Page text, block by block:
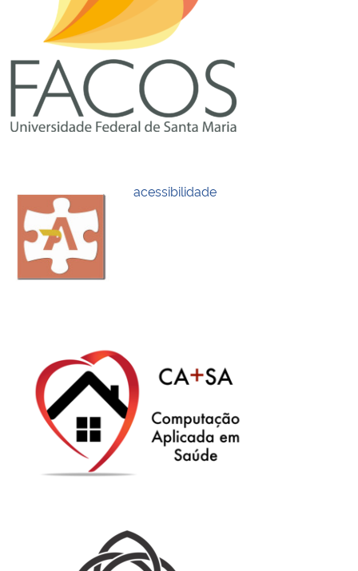
Ministério da Cidadania
Ministério de Minas e Energia
Ministério do Turismo
Ministério do Desenvolvimento Regional
Ministério da Mulher, da Família e dos Direitos Humanos
Secretaria-Geral
Secretaria de Governo
Gabinete de Segurança Institucional
Banco Central do Brasil
acessibilidade